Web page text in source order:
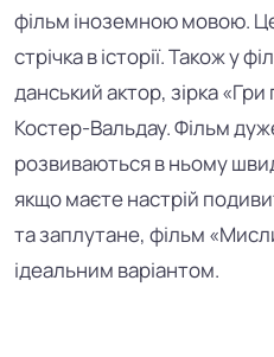
фільм іноземною мовою.
стрічка в історії. Також у
данський актор, зірка«Гри
Костер-Вальдау. Фільм
розвиваються в ньому
якщо маєте настрій
та заплутане, фільм
ідеальним варіантом.